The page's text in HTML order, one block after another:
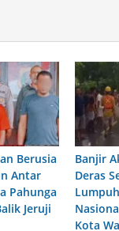
Berusia
Antar
Pahunga
Jeruji
Banjir
Deras
Kota